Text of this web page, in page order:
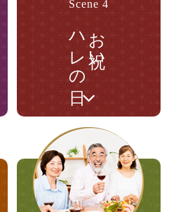
Scene 4
お祝い
ハレの日